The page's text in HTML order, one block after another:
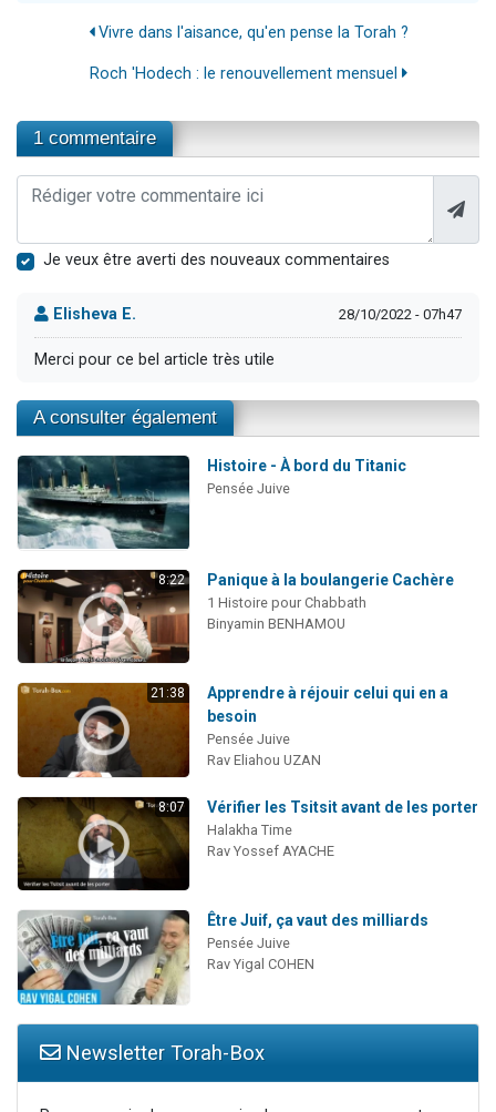
Vivre dans l'aisance, qu'en pense la Torah ?
Roch 'Hodech : le renouvellement mensuel
1 commentaire
Je veux être averti des nouveaux commentaires
Elisheva E. 28/10/2022 - 07h47
Merci pour ce bel article très utile
A consulter également
Histoire - À bord du Titanic
Pensée Juive
8:22 Panique à la boulangerie Cachère
1 Histoire pour Chabbath
Binyamin BENHAMOU
21:38
Apprendre à réjouir celui qui en a
besoin
Pensée Juive
Rav Eliahou UZAN
8:07 Vérifier les Tsitsit avant de les porter
Halakha Time
Rav Yossef AYACHE
Être Juif, ça vaut des milliards
Pensée Juive
Rav Yigal COHEN
Newsletter Torah-Box